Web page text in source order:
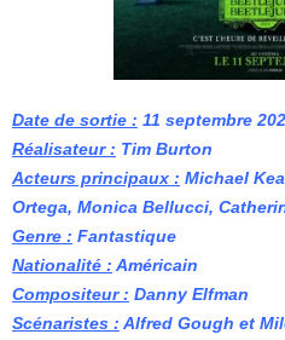
Date de sortie : 11 septembre
Réalisateur : Tim Burton
Acteurs principaux : Michael
Ortega, Monica Bellucci,
Genre : Fantastique
Nationalité : Américain
Compositeur : Danny Elfman
Scénaristes : Alfred Gough et